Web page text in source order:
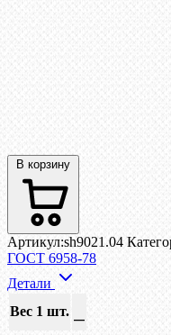
В корзину
Артикул:sh9021.04
ГОСТ 6958-78
Детали
Вес 1 шт. —